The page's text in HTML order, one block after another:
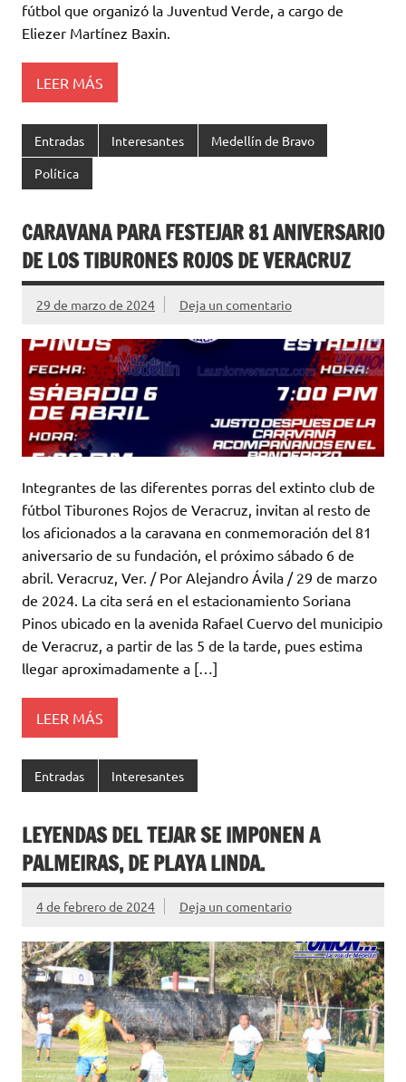
fútbol que organizó la Juventud Verde, a cargo de
Eliezer Martínez Baxin.
LEER MÁS
Entradas Interesantes Medellín de Bravo
Política
CARAVANA PARA FESTEJAR 81 ANIVERSARIO
DE LOS TIBURONES ROJOS DE VERACRUZ
29 de marzo de 2024 Deja un comentario
Integrantes de las diferentes porras del extinto club de
fútbol Tiburones Rojos de Veracruz, invitan al resto de
los aficionados a la caravana en conmemoración del 81
aniversario de su fundación, el próximo sábado 6 de
abril. Veracruz, Ver. / Por Alejandro Ávila / 29 de marzo
de 2024. La cita será en el estacionamiento Soriana
Pinos ubicado en la avenida Rafael Cuervo del municipio
de Veracruz, a partir de las 5 de la tarde, pues estima
llegar aproximadamente a […]
LEER MÁS
Entradas Interesantes
LEYENDAS DEL TEJAR SE IMPONEN A
PALMEIRAS, DE PLAYA LINDA.
4 de febrero de 2024 Deja un comentario